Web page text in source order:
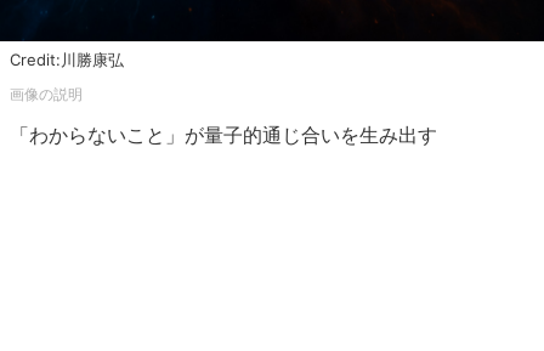
Credit:川勝康弘
「わからないこと」が量子的通じ合いを生み出す